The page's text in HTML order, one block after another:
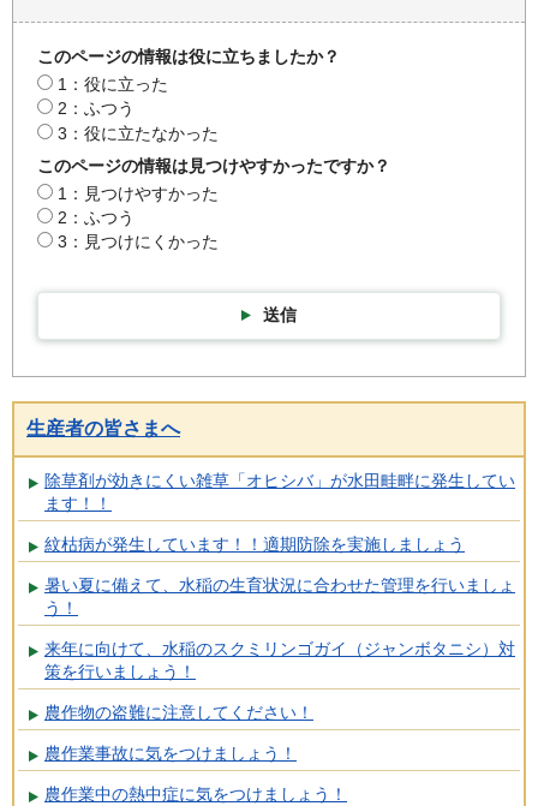
このページの情報は役に立ちましたか？
1：役に立った
2：ふつう
3：役に立たなかった
このページの情報は見つけやすかったですか？
1：見つけやすかった
2：ふつう
3：見つけにくかった
送信
生産者の皆さまへ
除草剤が効きにくい雑草「オヒシバ」が水田畦畔に発生してい
ます！！
紋枯病が発生しています！！適期防除を実施しましょう
暑い夏に備えて、水稲の生育状況に合わせた管理を行いましょ
う！
来年に向けて、水稲のスクミリンゴガイ（ジャンボタニシ）対
策を行いましょう！
農作物の盗難に注意してください！
農作業事故に気をつけましょう！
農作業中の熱中症に気をつけましょう！